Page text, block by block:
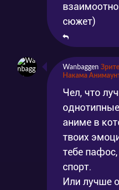
сюжет)
Wanbaggen
Накама
Чел, что
аниме в
твоих
тебе
спорт.
Или лучше